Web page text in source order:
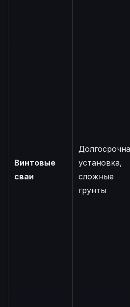
Винтовые
сваи
установка,
сложные
грунты